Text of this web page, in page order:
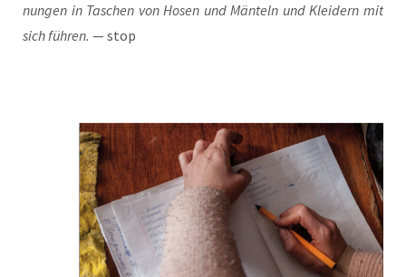
nun­gen in Taschen von Hosen und Män­teln und Klei­dern mit
sich füh­ren. — stop